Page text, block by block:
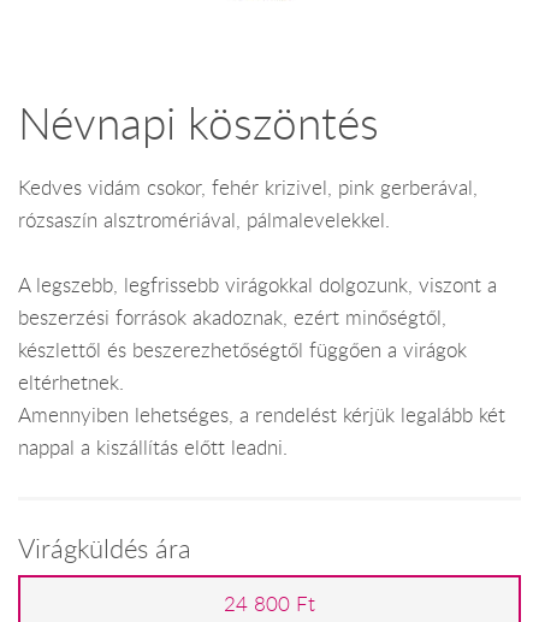
Névnapi köszöntés
Kedves vidám csokor, fehér krizivel, pink gerberával,
rózsaszín alsztromériával, pálmalevelekkel.
A legszebb, legfrissebb virágokkal dolgozunk, viszont a
beszerzési források akadoznak, ezért minőségtől,
készlettől és beszerezhetőségtől függően a virágok
eltérhetnek.
Amennyiben lehetséges, a rendelést kérjük legalább két
nappal a kiszállítás előtt leadni.
Virágküldés ára
24 800 Ft